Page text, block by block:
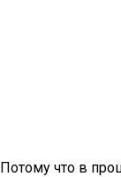
Потому что в